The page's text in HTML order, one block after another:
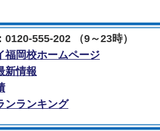
555-202 （9～23時）
福岡校ホームページ
新情報
ンランキング